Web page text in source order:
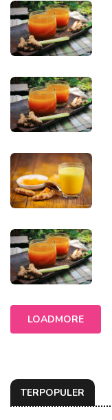
LOADMORE
TERPOPULER